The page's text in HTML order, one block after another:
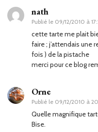
nath
Publié le 09/12/2010 à
cette tarte me plait
faire ; j’attendais une
fois ) de la pistache
merci pour ce blog
Orne
Publié le 09/12/2010 à
Quelle magnifique
Bise.